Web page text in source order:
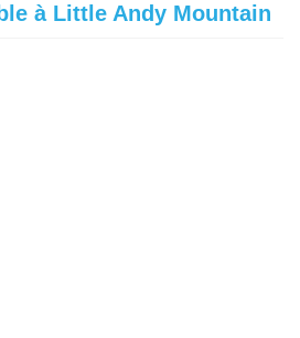
à Little Andy Mountain